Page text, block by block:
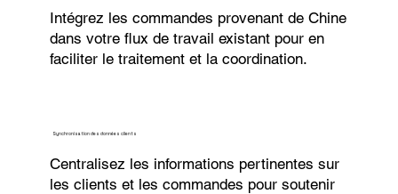
Intégrez les commandes provenant de Chine
dans votre flux de travail existant pour en
faciliter le traitement et la coordination.
Synchronisation des données clients
Centralisez les informations pertinentes sur
les clients et les commandes pour soutenir